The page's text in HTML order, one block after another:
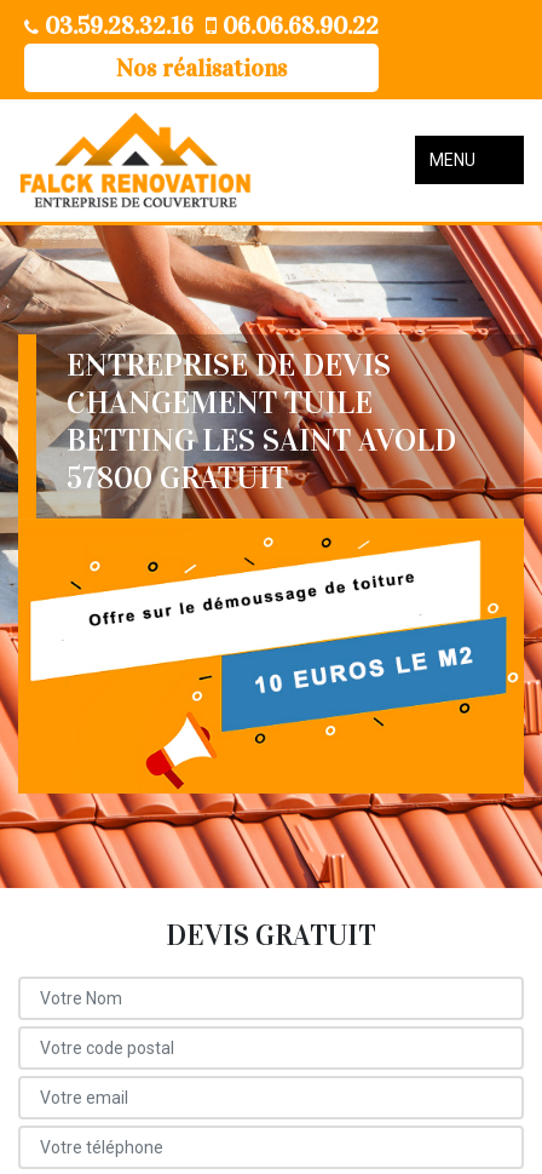
03.59.28.32.16
06.06.68.90.22
Nos réalisations
MENU
ENTREPRISE DE DEVIS
CHANGEMENT TUILE
BETTING LES SAINT AVOLD
57800 GRATUIT
DEVIS GRATUIT